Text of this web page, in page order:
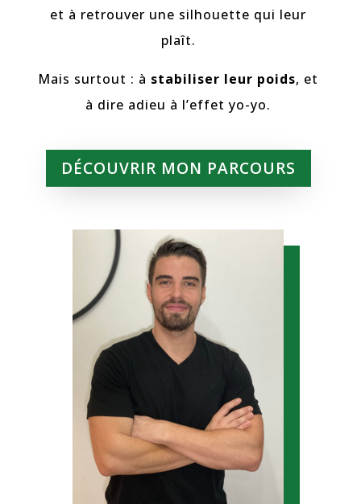
et à retrouver une silhouette qui leur
plaît.
Mais surtout : à stabiliser leur poids, et
à dire adieu à l’effet yo-yo.
DÉCOUVRIR MON PARCOURS